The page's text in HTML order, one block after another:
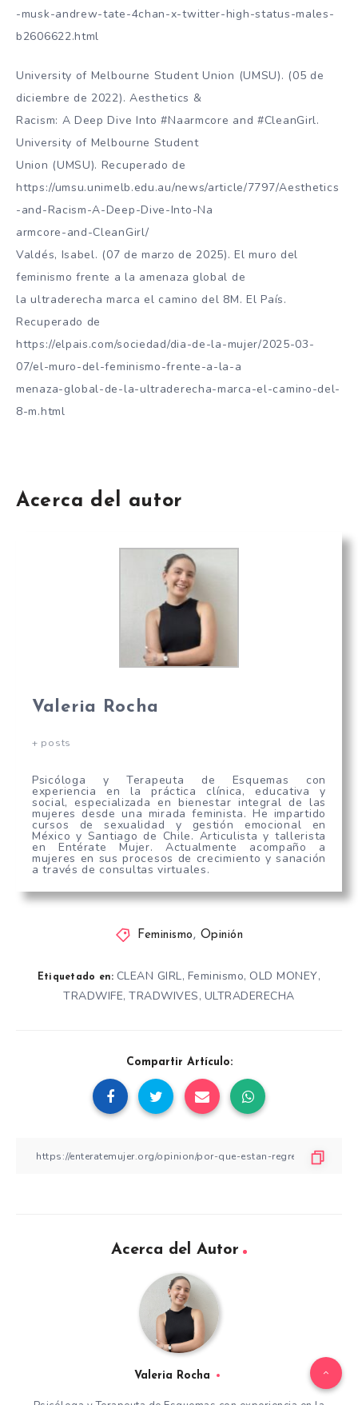
-musk-andrew-tate-4chan-x-twitter-high-status-males-
b2606622.html
University of Melbourne Student Union (UMSU). (05 de
diciembre de 2022). Aesthetics &
Racism: A Deep Dive Into #Naarmcore and #CleanGirl.
University of Melbourne Student
Union (UMSU). Recuperado de
https://umsu.unimelb.edu.au/news/article/7797/Aesthetics
-and-Racism-A-Deep-Dive-Into-Na
armcore-and-CleanGirl/
Valdés, Isabel. (07 de marzo de 2025). El muro del
feminismo frente a la amenaza global de
la ultraderecha marca el camino del 8M. El País.
Recuperado de
https://elpais.com/sociedad/dia-de-la-mujer/2025-03-
07/el-muro-del-feminismo-frente-a-la-a
menaza-global-de-la-ultraderecha-marca-el-camino-del-
8-m.html
Acerca del autor
Valeria Rocha
+ posts
Psicóloga y Terapeuta de Esquemas con
experiencia en la práctica clínica, educativa y
social, especializada en bienestar integral de las
mujeres desde una mirada feminista. He impartido
cursos de sexualidad y gestión emocional en
México y Santiago de Chile. Articulista y tallerista
en Entérate Mujer. Actualmente acompaño a
mujeres en sus procesos de crecimiento y sanación
a través de consultas virtuales.
Feminismo, Opinión
Etiquetado en: CLEAN GIRL, Feminismo, OLD MONEY,
TRADWIFE,TRADWIVES, ULTRADERECHA
Compartir Artículo:
Acerca del Autor
Valeria Rocha